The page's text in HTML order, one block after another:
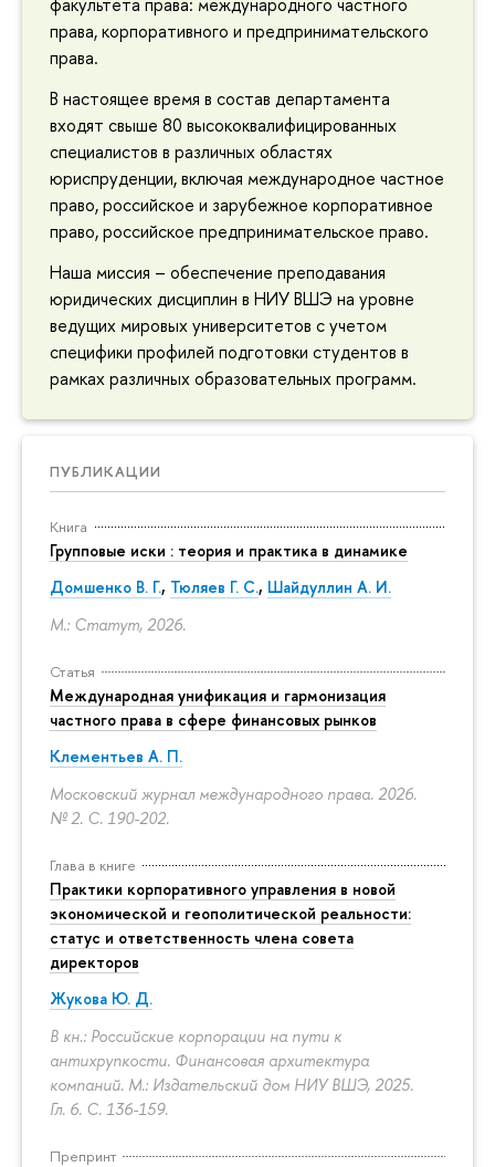
права, корпоративного и предпринимательского
права.
В настоящее время в состав департамента
входят свыше 80 высококвалифицированных
специалистов в различных областях
юриспруденции, включая международное частное
право, российское и зарубежное корпоративное
право, российское предпринимательское право.
Наша миссия – обеспечение преподавания
юридических дисциплин в НИУ ВШЭ на уровне
ведущих мировых университетов с учетом
специфики профилей подготовки студентов в
рамках различных образовательных программ.
ПУБЛИКАЦИИ
Книга
Групповые иски : теория и практика в динамике
Домшенко В. Г., Тюляев Г. С., Шайдуллин А. И.
М.: Статут, 2026.
Статья
Международная унификация и гармонизация
частного права в сфере финансовых рынков
Клементьев А. П.
Московский журнал международного права. 2026.
№ 2. С. 190-202.
Глава в книге
Практики корпоративного управления в новой
экономической и геополитической реальности:
статус и ответственность члена совета
директоров
Жукова Ю. Д.
В кн.: Российские корпорации на пути к
антихрупкости. Финансовая архитектура
компаний. М.: Издательский дом НИУ ВШЭ, 2025.
Гл. 6. С. 136-159.
Препринт